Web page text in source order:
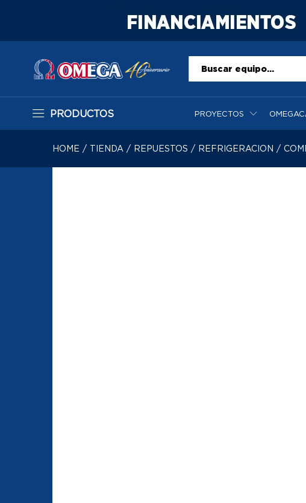
Todo
PRODUCTOS PROYECTOS
HOME / TIENDA / REPUESTOS / REFRIGERACION /